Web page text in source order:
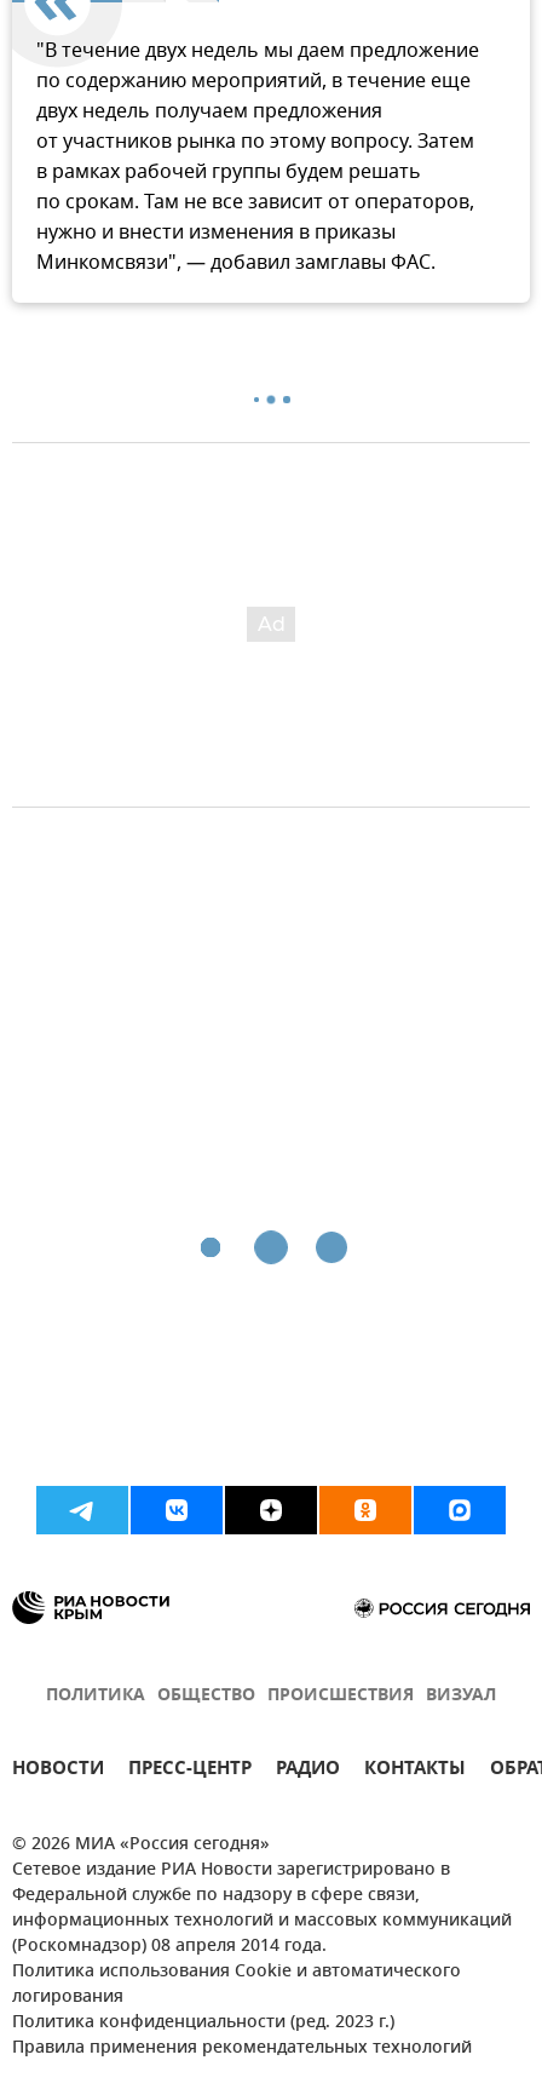
"В течение двух недель мы даем предложение
по содержанию мероприятий, в течение еще
двух недель получаем предложения
от участников рынка по этому вопросу. Затем
в рамках рабочей группы будем решать
по срокам. Там не все зависит от операторов,
нужно и внести изменения в приказы
Минкомсвязи", — добавил замглавы ФАС.
ПОЛИТИКА ОБЩЕСТВО ПРОИСШЕСТВИЯ ВИЗУАЛ
НОВОСТИ ПРЕСС-ЦЕНТР РАДИО КОНТАКТЫ
© 2026 МИА «Россия сегодня»
Сетевое издание РИА Новости зарегистрировано в
Федеральной службе по надзору в сфере связи,
информационных технологий и массовых коммуникаций
(Роскомнадзор) 08 апреля 2014 года.
Политика использования Cookie и автоматического
логирования
Политика конфиденциальности (ред. 2023 г.)
Правила применения рекомендательных технологий